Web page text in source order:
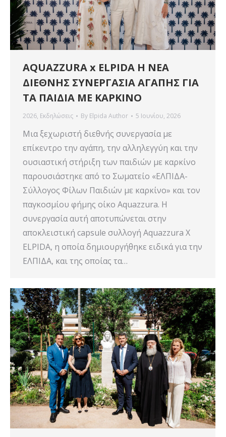
AQUAZZURA x ELPIDA Η ΝΕΑ
ΔΙΕΘΝΗΣ ΣΥΝΕΡΓΑΣΙΑ ΑΓΑΠΗΣ ΓΙΑ
ΤΑ ΠΑΙΔΙΑ ΜΕ ΚΑΡΚΙΝΟ
2026, Εκδηλώσεις By Elpida Author 5 Ιουνίου, 2026
Μια ξεχωριστή διεθνής συνεργασία με
επίκεντρο την αγάπη, την αλληλεγγύη και την
ουσιαστική στήριξη των παιδιών με καρκίνο
παρουσιάστηκε από το Σωματείο «ΕΛΠΙΔΑ-
Σύλλογος Φίλων Παιδιών με καρκίνο» και τον
παγκοσμίου φήμης οίκο Aquazzura. Η
συνεργασία αυτή αποτυπώνεται στην
αποκλειστική capsule συλλογή Aquazzura X
ELPIDA, η οποία δημιουργήθηκε ειδικά για την
ΕΛΠΙΔΑ, και της οποίας τα…